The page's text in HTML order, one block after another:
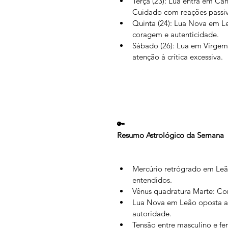
Cuidado com reações
Quinta (24): Lua Nova em
coragem e autenticidade.
Sábado (26): Lua em
atenção à crítica excessiva.
🔑
Resumo Astrológico da Semana
Mercúrio retrógrado em
entendidos.
Vênus quadratura Marte:
Lua Nova em Leão oposta
autoridade.
Tensão entre masculino e